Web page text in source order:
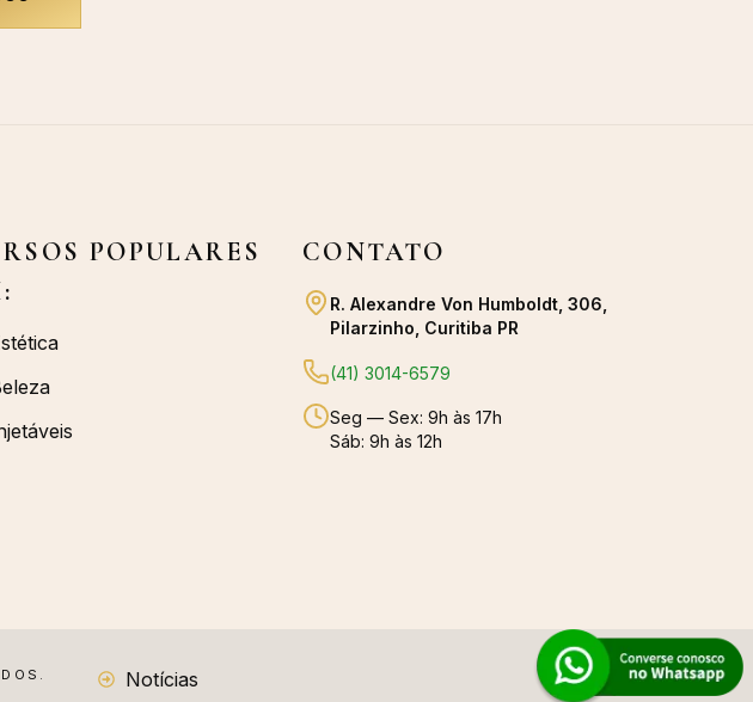
POPULARES
CONTATO
R. Alexandre Von Humboldt, 306,
Pilarzinho, Curitiba PR
(41) 3014-6579
Seg — Sex: 9h às 17h
Sáb: 9h às 12h
Notícias